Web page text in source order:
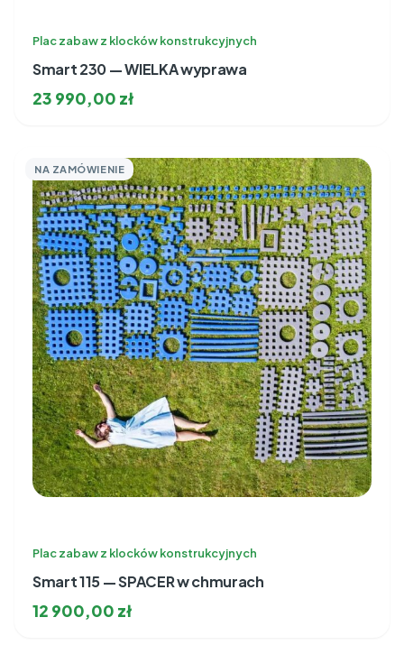
Plac zabaw z klocków konstrukcyjnych
Smart 230 — WIELKA wyprawa
23 990,00 zł
NA ZAMÓWIENIE
Plac zabaw z klocków konstrukcyjnych
Smart 115 — SPACER w chmurach
12 900,00 zł